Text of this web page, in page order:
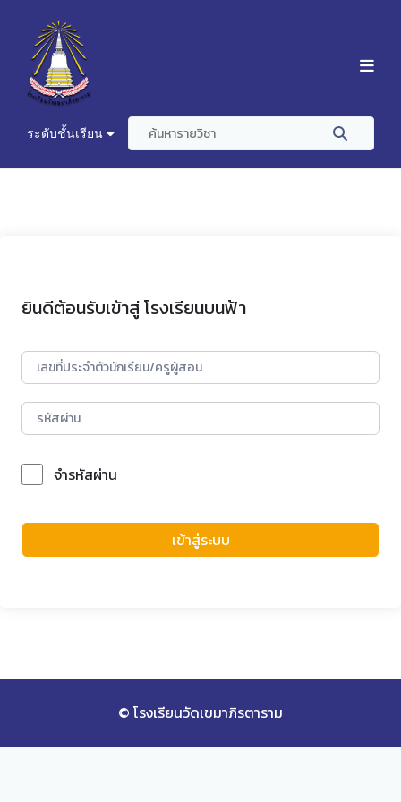
ระดับชั้นเรียน
ยินดีต้อนรับเข้าสู่ โรงเรียนบนฟ้า
จำรหัสผ่าน
เข้าสู่ระบบ
© โรงเรียนวัดเขมาภิรตาราม